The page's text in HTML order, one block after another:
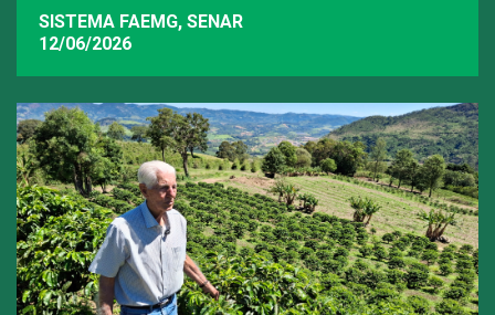
SISTEMA FAEMG, SENAR
12/06/2026